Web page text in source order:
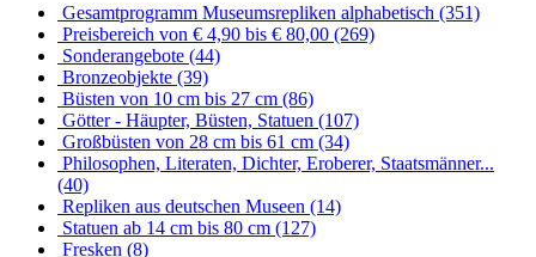
Gesamtprogramm Museumsrepliken alphabetisch (351)
Preisbereich von € 4,90 bis € 80,00 (269)
Sonderangebote (44)
Bronzeobjekte (39)
Büsten von 10 cm bis 27 cm (86)
Götter - Häupter, Büsten, Statuen (107)
Großbüsten von 28 cm bis 61 cm (34)
Philosophen, Literaten, Dichter, Eroberer, Staatsmänner...
(40)
Repliken aus deutschen Museen (14)
Statuen ab 14 cm bis 80 cm (127)
Fresken (8)